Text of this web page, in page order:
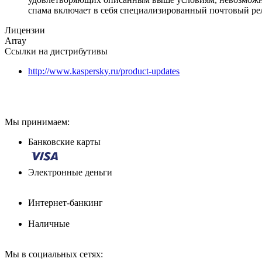
спама включает в себя специализированный почтовый
Лицензии
Array
Ссылки на дистрибутивы
http://www.kaspersky.ru/product-updates
Мы принимаем:
Банковские карты
Электронные деньги
Интернет-банкинг
Наличные
Мы в социальных сетях: